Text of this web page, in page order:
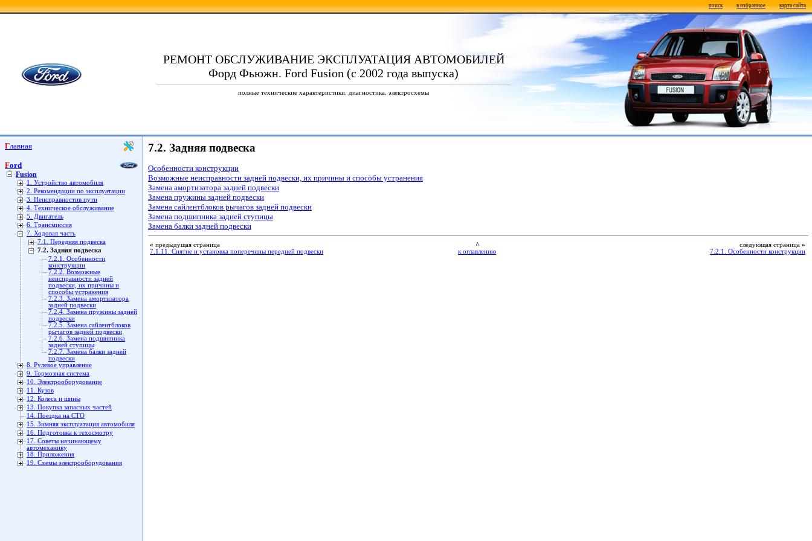
поиск в избранное карта сайта
РЕМОНТ ОБСЛУЖИВАНИЕ ЭКСПЛУАТАЦИЯ АВТОМОБИЛЕЙ
Форд Фьюжн. Ford Fusion (с 2002 года выпуска)
полные технические характеристики. диагностика. электросхемы
Главная
Ford
Fusion
1. Устройство автомобиля
2. Рекомендации по эксплуатации
3. Неисправностив пути
4. Техническое обслуживание
5. Двигатель
6. Трансмиссия
7. Ходовая часть
7.1. Передняя подвеска
7.2. Задняя подвеска
7.2.1. Особенности
конструкции
7.2.2. Возможные
неисправности задней
подвески, их причины и
способы устранения
7.2.3. Замена амортизатора
задней подвески
7.2.4. Замена пружины задней
подвески
7.2.5. Замена сайлентблоков
рычагов задней подвески
7.2.6. Замена подшипника
задней ступицы
7.2.7. Замена балки задней
подвески
8. Рулевое управление
9. Тормозная система
10. Электрооборудование
11. Кузов
12. Колеса и шины
13. Покупка запасных частей
14. Поездка на СТО
15. Зимняя эксплуатация автомобиля
16. Подготовка к техосмотру
17. Советы начинающему
автомеханику
18. Приложения
19. Схемы электрооборудования
7.2. Задняя подвеска
Особенности конструкции
Возможные неисправности задней подвески, их причины и способы устранения
Замена амортизатора задней подвески
Замена пружины задней подвески
Замена сайлентблоков рычагов задней подвески
Замена подшипника задней ступицы
Замена балки задней подвески
« предыдущая страница
7.1.11. Снятие и установка поперечины передней подвески
^
к оглавлению
следующая страница »
7.2.1. Особенности конструкции